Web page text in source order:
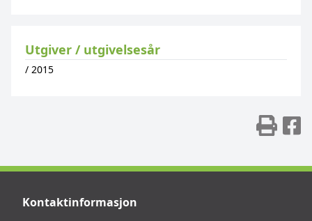
Utgiver / utgivelsesår
/ 2015
Kontaktinformasjon